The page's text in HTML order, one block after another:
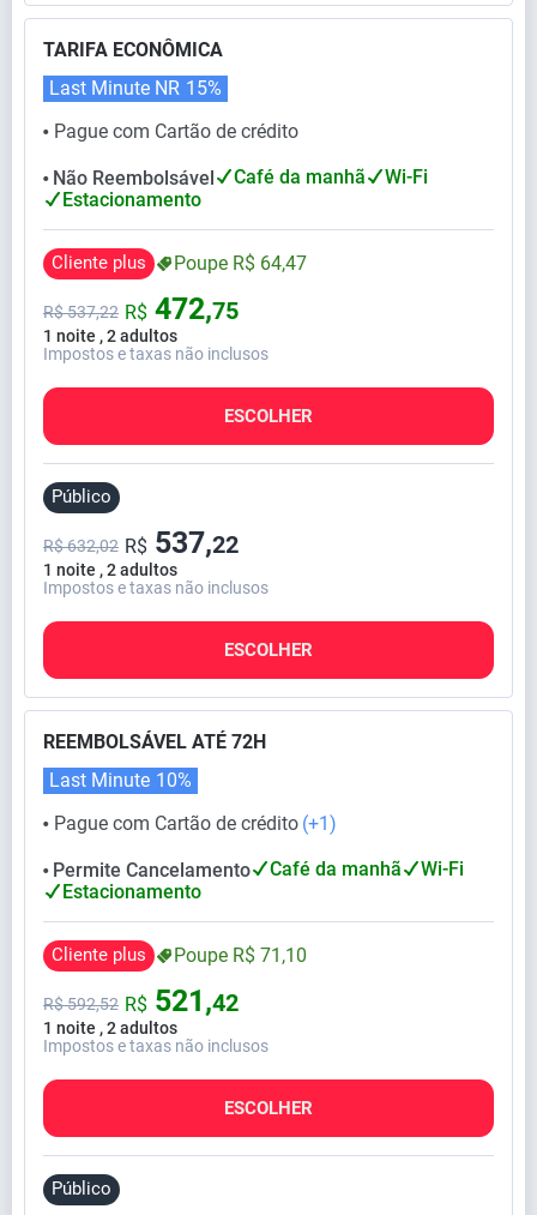
TARIFA ECONÔMICA
⬤ Pague com Cartão de crédito
Last Minute NR 15%
⬤ Não Reembolsável Café da manhã
Wi-Fi
Estacionamento
Cliente plus Poupe R$ 64,47
1 noite , 2 adultos
R$537,22 R$ 472,75
Impostos e taxas não inclusos
ESCOLHER
Público
1 noite , 2 adultos
R$ 632,02 R$ 537,22
Impostos e taxas não inclusos
ESCOLHER
REEMBOLSÁVEL ATÉ 72H
⬤ Pague com Cartão de crédito (+1)
Last Minute 10%
⬤ Permite Cancelamento Café da manhã
Wi-Fi
Estacionamento
Cliente plus Poupe R$ 71,10
1 noite , 2 adultos
R$592,52 R$ 521,42
Impostos e taxas não inclusos
ESCOLHER
Público